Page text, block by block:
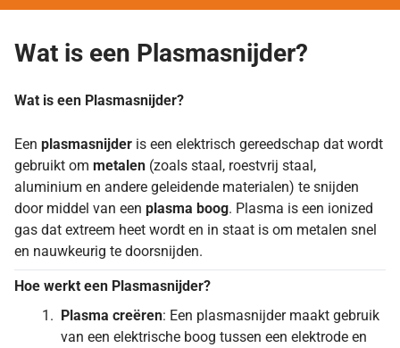
Wat is een Plasmasnijder?
Wat is een Plasmasnijder?
Een plasmasnijder is een elektrisch gereedschap dat wordt
gebruikt om metalen (zoals staal, roestvrij staal,
aluminium en andere geleidende materialen) te snijden
door middel van een plasma boog. Plasma is een ionized
gas dat extreem heet wordt en in staat is om metalen snel
en nauwkeurig te doorsnijden.
Hoe werkt een Plasmasnijder?
Plasma creëren: Een plasmasnijder maakt gebruik
van een elektrische boog tussen een elektrode en